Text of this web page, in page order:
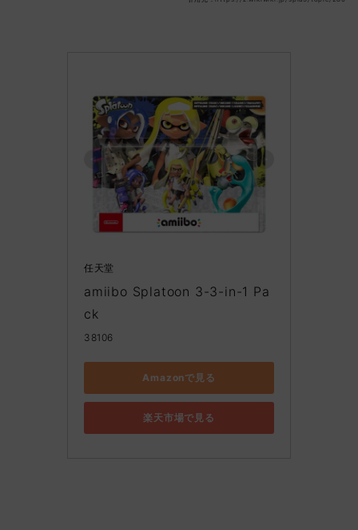
任天堂
amiibo Splatoon 3-3-in-1 Pa
ck
38106
Amazonで見る
楽天市場で見る